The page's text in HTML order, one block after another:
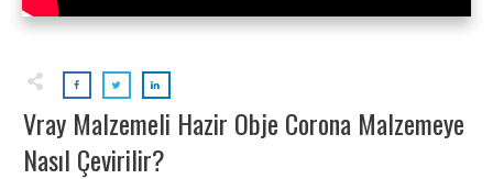
Vray Malzemeli Hazir Obje Corona Malzemeye
Nasıl Çevirilir?